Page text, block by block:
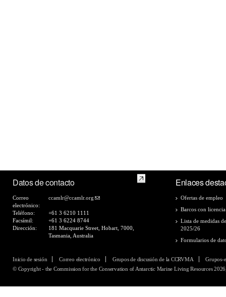
Datos de contacto
Correo
electrónico:
ccamlr@ccamlr.org
Teléfono:
+61 3 6210 1111
Facsímil:
+61 3 6224 8744
Dirección:
181 Macquarie Street, Hobart, 7000,
Tasmania, Australia
Enlaces
Ofertas de empleo
Barcos con
Lista de medidas
2025/26
Formularios de
Inicio de sesión Correo electrónico Grupos de discusión de la CCRVMA
Grupos-
© Copyright - the Commission for the Conservation of Antarctic Marine Living Resources